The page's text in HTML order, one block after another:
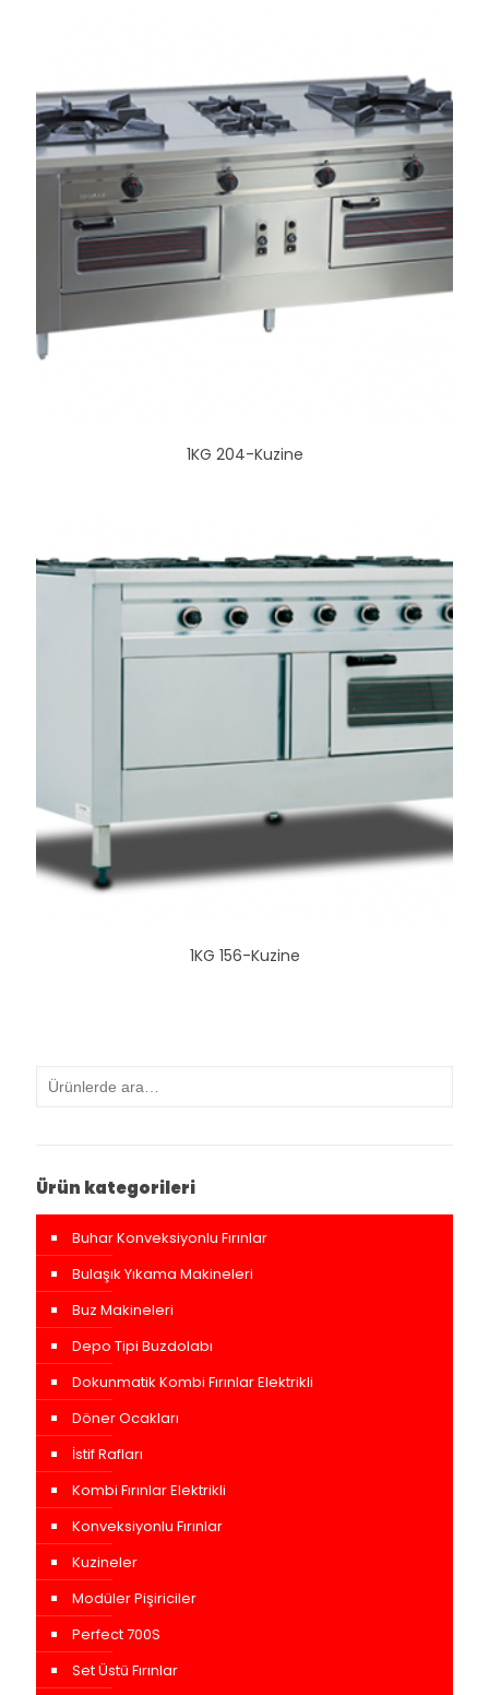
1KG 204-Kuzine
1KG 156-Kuzine
Ürün kategorileri
Buhar Konveksiyonlu Fırınlar
Bulaşık Yıkama Makineleri
Buz Makineleri
Depo Tipi Buzdolabı
Dokunmatik Kombi Fırınlar Elektrikli
Döner Ocakları
İstif Rafları
Kombi Fırınlar Elektrikli
Konveksiyonlu Fırınlar
Kuzineler
Modüler Pişiriciler
Perfect 700S
Set Üstü Fırınlar